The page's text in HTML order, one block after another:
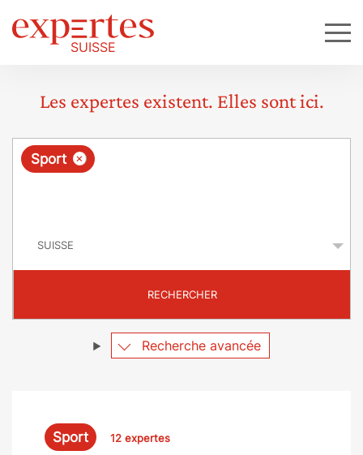
Les expertes existent. Elles sont ici.
R
ê
e
×
Sport
RECHERCHER
Recherche avancée
Sport 12 expertes